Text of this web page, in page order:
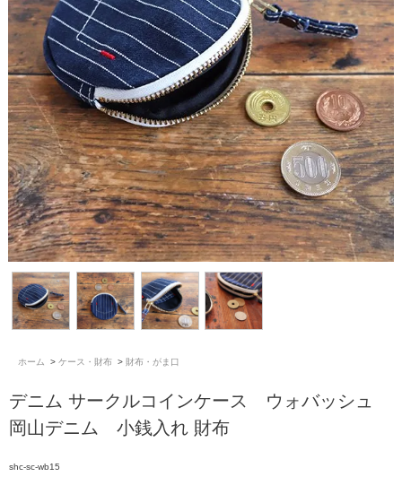
ホーム > ケース・財布 > 財布・がま口
デニム サークルコインケース ウォバッシュ
岡山デニム 小銭入れ 財布
shc-sc-wb15